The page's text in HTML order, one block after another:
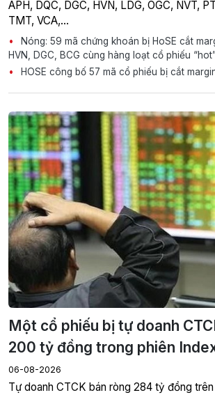
APH, DQC, DGC, HVN, LDG, OGC, NVT,
TMT, VCA,…
Nóng: 59 mã chứng khoán bị HoSE cắt
HVN, DGC, BCG cùng hàng loạt cổ phiếu
HOSE công bố 57 mã cổ phiếu bị cắt
Một cổ phiếu bị tự doanh
200 tỷ đồng trong phiên
06-08-2026
Tự doanh CTCK bán ròng 284 tỷ đồng trên